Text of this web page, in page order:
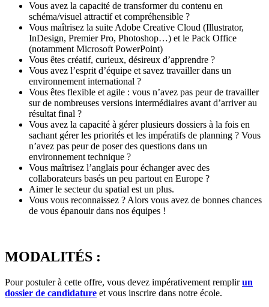
Vous avez la capacité de transformer du contenu en
schéma/visuel attractif et compréhensible ?
Vous maîtrisez la suite Adobe Creative Cloud (Illustrator,
InDesign, Premier Pro, Photoshop…) et le Pack Office
(notamment Microsoft PowerPoint)
Vous êtes créatif, curieux, désireux d’apprendre ?
Vous avez l’esprit d’équipe et savez travailler dans un
environnement international ?
Vous êtes flexible et agile : vous n’avez pas peur de travailler
sur de nombreuses versions intermédiaires avant d’arriver au
résultat final ?
Vous avez la capacité à gérer plusieurs dossiers à la fois en
sachant gérer les priorités et les impératifs de planning ? Vous
n’avez pas peur de poser des questions dans un
environnement technique ?
Vous maîtrisez l’anglais pour échanger avec des
collaborateurs basés un peu partout en Europe ?
Aimer le secteur du spatial est un plus.
Vous vous reconnaissez ? Alors vous avez de bonnes chances
de vous épanouir dans nos équipes !
MODALITÉS :
Pour postuler à cette offre, vous devez impérativement remplirun
dossier de candidature et vous inscrire dans notre école.